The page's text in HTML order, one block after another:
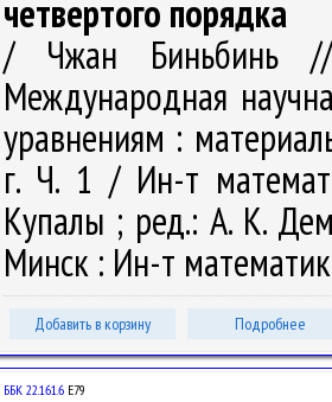
четвертого порядка
/ Чжан Биньбинь //
Международная
уравнениям :
г. Ч. 1 / Ин-т
Купалы ; ред.: А. К.
Минск : Ин-т
Добавить в корзину Подробнее
ББК 22.161.6 Е79